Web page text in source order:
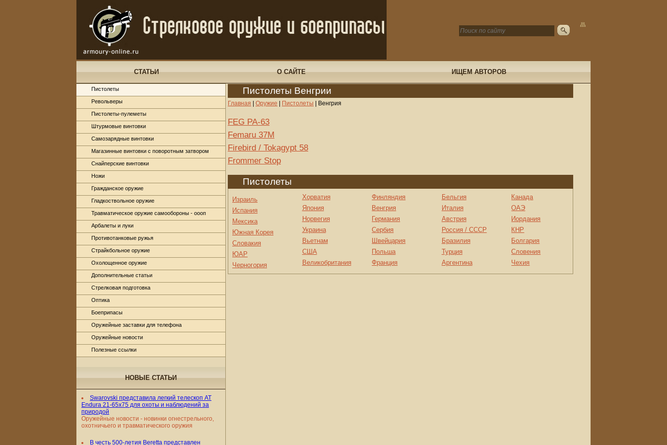
СТАТЬИ О САЙТЕ ИЩЕМ АВТОРОВ
Пистолеты Венгрии
Главная Оружие Пистолеты Венгрия
FEG PA-63
Femaru 37M
Firebird / Tokagypt 58
Frommer Stop
Пистолеты
Израиль
Испания
Мексика
Южная Корея
Словакия
ЮАР
Черногория
Хорватия
Япония
Норвегия
Украина
Вьетнам
США
Великобритания
Финляндия
Венгрия
Германия
Сербия
Швейцария
Польша
Франция
Бельгия
Италия
Австрия
Россия / СССР
Бразилия
Турция
Аргентина
Канада
ОАЭ
Иордания
КНР
Болгария
Словения
Чехия
Пистолеты
Револьверы
Пистолеты-пулеметы
Штурмовые винтовки
Самозарядные винтовки
Магазинные винтовки с поворотным затвором
Снайперские винтовки
Ножи
Гражданское оружие
Гладкоствольное оружие
Травматическое оружие самообороны - оооп
Арбалеты и луки
Противотанковые ружья
Страйкбольное оружие
Охолощенное оружие
Дополнительные статьи
Стрелковая подготовка
Оптика
Боеприпасы
Оружейные заставки для телефона
Оружейные новости
Полезные ссылки
НОВЫЕ СТАТЬИ
Swarovski представила легкий телескоп AT
Endura 21-65x75 для охоты и наблюдений за
природой
Оружейные новости - новинки огнестрельного,
охотничьего и травматического оружия
В честь 500-летия Beretta представлен